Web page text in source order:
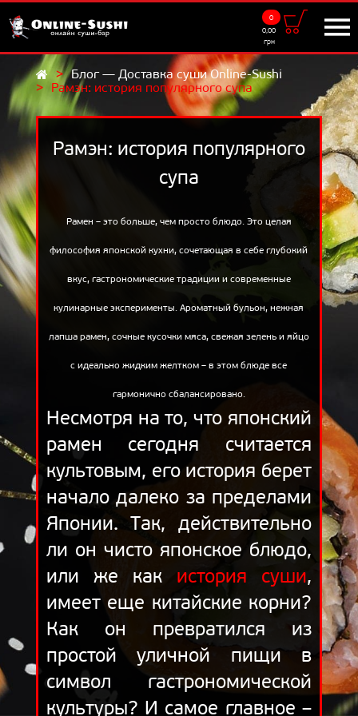
0
0,00
грн
Блог — Доставка суши Online-Sushi
Рамэн: история популярного супа
Рамэн: история популярного
супа
Рамен – это больше, чем просто блюдо. Это целая
философия японской кухни, сочетающая в себе глубокий
вкус, гастрономические традиции и современные
кулинарные эксперименты. Ароматный бульон, нежная
лапша рамен, сочные кусочки мяса, свежая зелень и яйцо
с идеально жидким желтком – в этом блюде все
гармонично сбалансировано.
Несмотря на то, что японский
рамен сегодня считается
культовым, его история берет
начало далеко за пределами
Японии. Так, действительно
ли он чисто японское блюдо,
или же как история суши,
имеет еще китайские корни?
Как он превратился из
простой уличной пищи в
символ гастрономической
культуры? И самое главное –
Доставка
9:00 - 22:00
UKR
МЕНЮ
Суши-сеты
Салаты
Добавки
Напитки
САМОВЫВОЗ
АКЦИИ
ОТЗЫВЫ
ДОСТАВКА
О НАС